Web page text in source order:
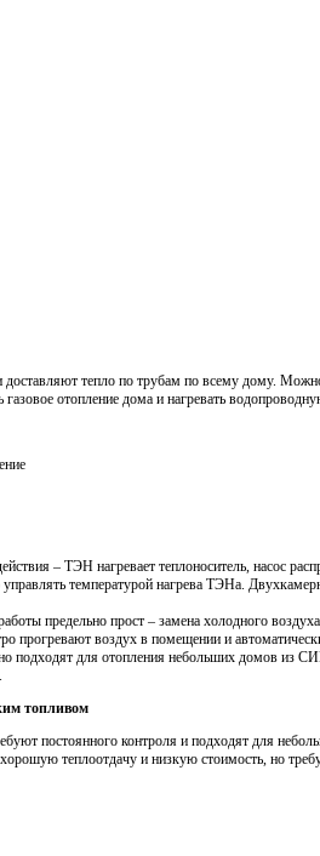
тепло по трубам по всему дому.
отопление дома и нагревать
– ТЭН нагревает теплоноситель, насос
температурой нагрева ТЭНа.
предельно прост – замена холодного
прогревают воздух в помещении и
подходят для отопления небольших домов из
топливом
постоянного контроля и подходят для
теплоотдачу и низкую стоимость, но